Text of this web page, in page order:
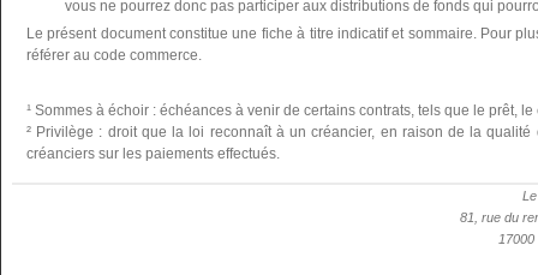
vous ne pourrez donc pas participer aux distributions de fonds qui
Le présent document constitue une fiche à titre indicatif et sommaire. Pour
référer au code commerce.
¹ Sommes à échoir : échéances à venir de certains contrats, tels que le prêt,
² Privilège : droit que la loi reconnaît à un créancier, en raison de la qualité
créanciers sur les paiements effectués.
81, rue du
17000